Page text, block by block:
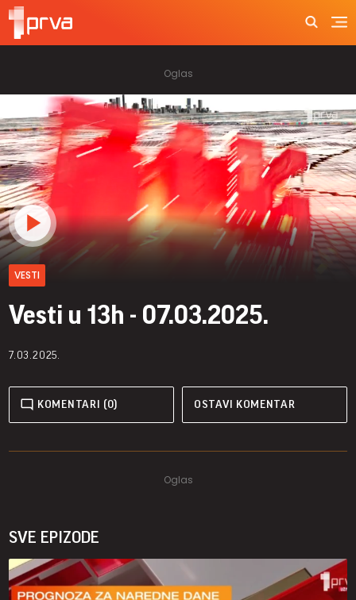
VESTI
Vesti u 13h - 07.03.2025.
7.03.2025.
KOMENTARI (0) OSTAVI KOMENTAR
SVE EPIZODE